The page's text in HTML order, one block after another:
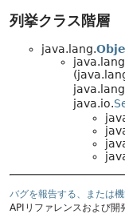
列挙クラス階層
java.lang.
java.io.
バグを報告する、または
APIリファレンスおよび開